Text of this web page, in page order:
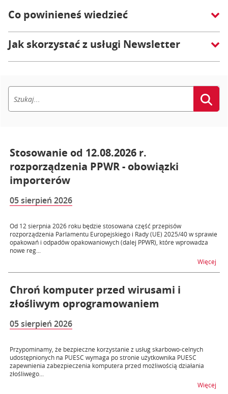
Co powinieneś wiedzieć
Jak skorzystać z usługi Newsletter
Stosowanie od 12.08.2026 r.
rozporządzenia PPWR - obowiązki
importerów
05 sierpień 2026
Od 12 sierpnia 2026 roku będzie stosowana część przepisów
rozporządzenia Parlamentu Europejskiego i Rady (UE) 2025/40 w sprawie
opakowań i odpadów opakowaniowych (dalej PPWR), które wprowadza
nowe reg...
Więcej
Chroń komputer przed wirusami i
złośliwym oprogramowaniem
05 sierpień 2026
Przypominamy, że bezpieczne korzystanie z usług skarbowo-celnych
udostępnionych na PUESC wymaga po stronie użytkownika PUESC
zapewnienia zabezpieczenia komputera przed możliwością działania
złośliwego...
Więcej